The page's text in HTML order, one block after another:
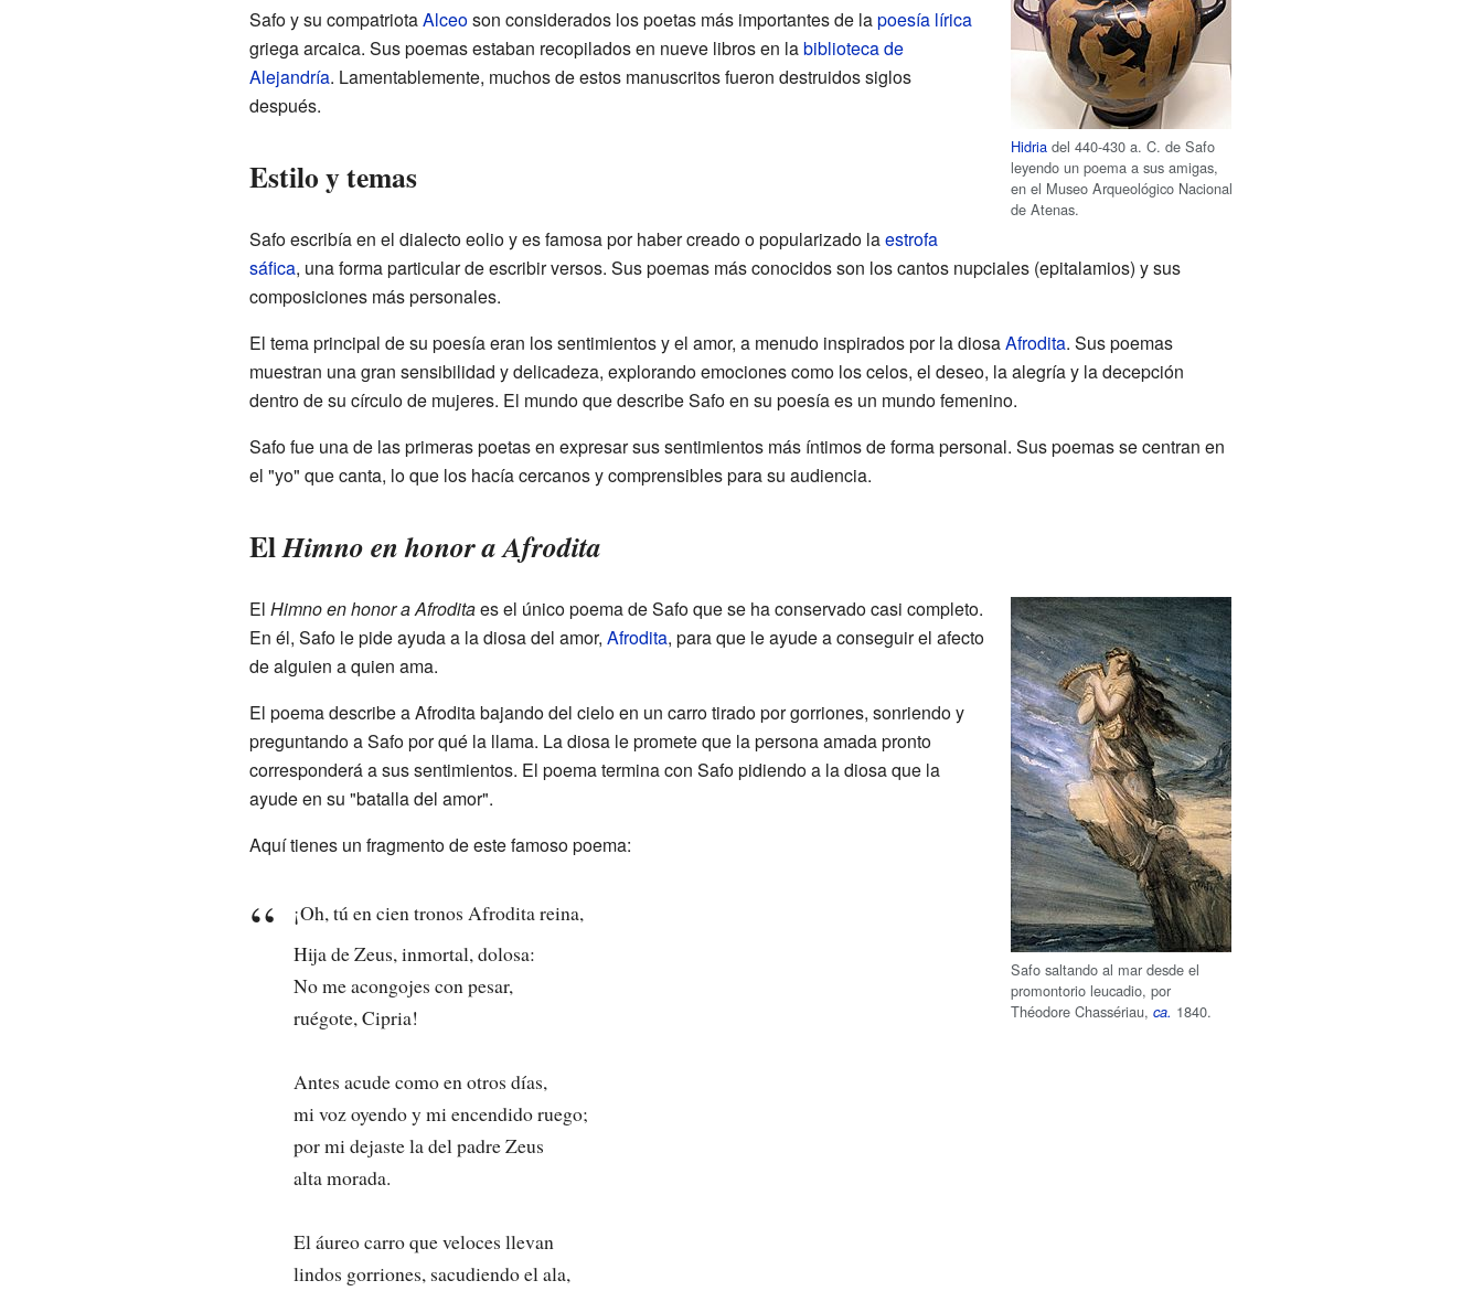
Hidria del 440-430 a. C. de Safo
leyendo un poema a sus amigas,
en el Museo Arqueológico Nacional
de Atenas.
Safo y su compatriotaAlceoson considerados los poetas más importantes de lapoesía lírica
griega arcaica. Sus poemas estaban recopilados en nueve libros en labiblioteca de
Alejandría. Lamentablemente, muchos de estos manuscritos fueron destruidos siglos
después.
Estilo y temas
Safo escribía en el dialecto eolio y es famosa por haber creado o popularizado laestrofa
sáfica, una forma particular de escribir versos. Sus poemas más conocidos son los cantos nupciales (epitalamios) y sus
composiciones más personales.
El tema principal de su poesía eran los sentimientos y el amor, a menudo inspirados por la diosaAfrodita. Sus poemas
muestran una gran sensibilidad y delicadeza, explorando emociones como los celos, el deseo, la alegría y la decepción
dentro de su círculo de mujeres. El mundo que describe Safo en su poesía es un mundo femenino.
Safo fue una de las primeras poetas en expresar sus sentimientos más íntimos de forma personal. Sus poemas se centran en
el "yo" que canta, lo que los hacía cercanos y comprensibles para su audiencia.
ElHimno en honor a Afrodita
Safo saltando al mar desde el
promontorio leucadio, por
Théodore Chassériau,ca. 1840.
El Himno en honor a Afroditaes el único poema de Safo que se ha conservado casi completo.
En él, Safo le pide ayuda a la diosa del amor, Afrodita, para que le ayude a conseguir el afecto
de alguien a quien ama.
El poema describe a Afrodita bajando del cielo en un carro tirado por gorriones, sonriendo y
preguntando a Safo por qué la llama. La diosa le promete que la persona amada pronto
corresponderá a sus sentimientos. El poema termina con Safo pidiendo a la diosa que la
ayude en su "batalla del amor".
Aquí tienes un fragmento de este famoso poema:
¡Oh, tú en cien tronos Afrodita reina,
Hija de Zeus, inmortal, dolosa:
No me acongojes con pesar,
ruégote, Cipria!
Antes acude como en otros días,
mi voz oyendo y mi encendido ruego;
por mi dejaste la del padre Zeus
alta morada.
El áureo carro que veloces llevan
lindos gorriones, sacudiendo el ala,